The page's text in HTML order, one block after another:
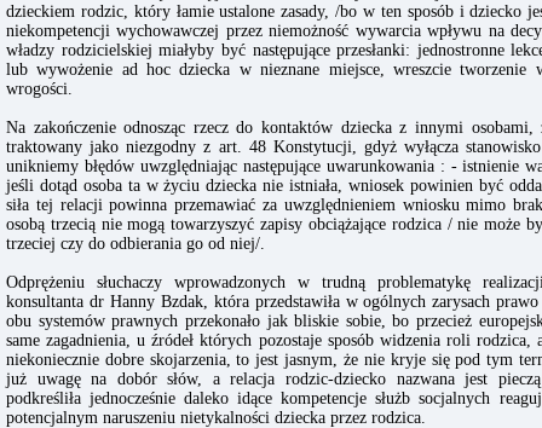
dzieckiem rodzic, który łamie ustalone zasady, /bo w ten sposób i dziecko
niekompetencji wychowawczej przez niemożność wywarcia wpływu na
władzy rodzicielskiej miałyby być następujące przesłanki: jednostronne
lub wywożenie ad hoc dziecka w nieznane miejsce, wreszcie tworzenie
wrogości.
Na zakończenie odnosząc rzecz do kontaktów dziecka z innymi
traktowany jako niezgodny z art. 48 Konstytucji, gdyż wyłącza
unikniemy błędów uwzględniając następujące uwarunkowania : - istnienie
jeśli dotąd osoba ta w życiu dziecka nie istniała, wniosek powinien być
siła tej relacji powinna przemawiać za uwzględnieniem wniosku mimo
osobą trzecią nie mogą towarzyszyć zapisy obciążające rodzica / nie może
trzeciej czy do odbierania go od niej/.
Odprężeniu słuchaczy wprowadzonych w trudną problematykę
konsultanta dr Hanny Bzdak, która przedstawiła w ogólnych zarysach
obu systemów prawnych przekonało jak bliskie sobie, bo przecież
same zagadnienia, u źródeł których pozostaje sposób widzenia roli
niekoniecznie dobre skojarzenia, to jest jasnym, że nie kryje się pod tym
już uwagę na dobór słów, a relacja rodzic-dziecko nazwana jest
podkreśliła jednocześnie daleko idące kompetencje służb socjalnych
potencjalnym naruszeniu nietykalności dziecka przez rodzica.